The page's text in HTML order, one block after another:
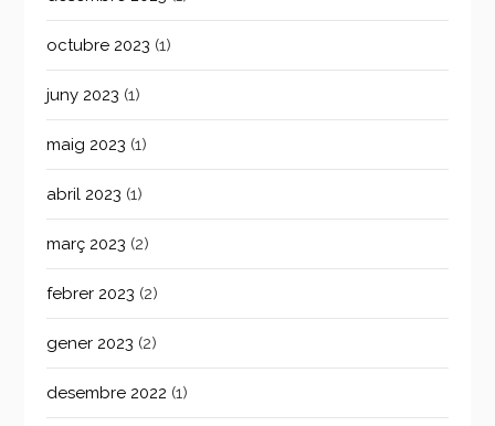
octubre 2023 (1)
juny 2023 (1)
maig 2023 (1)
abril 2023 (1)
març 2023 (2)
febrer 2023 (2)
gener 2023 (2)
desembre 2022 (1)